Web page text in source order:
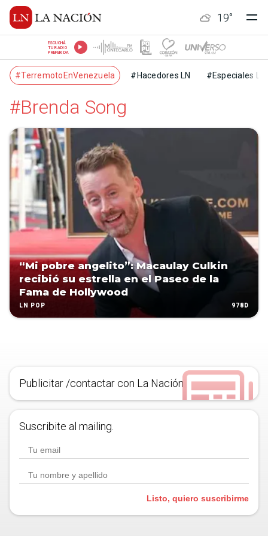
19°
ESCUCHÁ
TU RADIO
PREFERIDA
#TerremotoEnVenezuela #Hacedores LN #Especiales LN
#Brenda Song
“Mi pobre angelito”: Macaulay Culkin
recibió su estrella en el Paseo de la
Fama de Hollywood
LN POP 978D
Publicitar /contactar con La Nación
Suscribite al mailing.
Listo, quiero suscribirme